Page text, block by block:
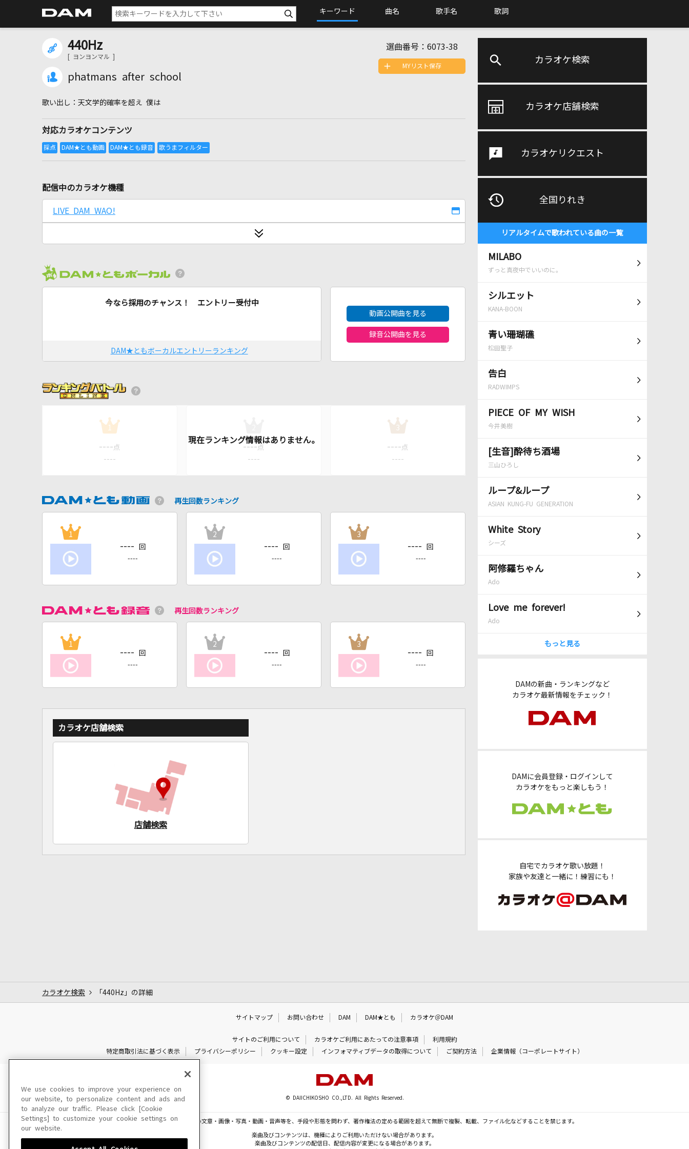
キーワード 曲名 歌手名 歌詞
カラオケ検索
カラオケ店舗検索
カラオケリクエスト
全国りれき
リアルタイムで歌われている曲の一覧
MILABO
ずっと真夜中でいいのに。
シルエット
KANA-BOON
青い珊瑚礁
松田聖子
告白
RADWIMPS
PIECE OF MY WISH
今井美樹
[生音]酔待ち酒場
三山ひろし
ループ&ループ
ASIAN KUNG-FU GENERATION
White Story
シーズ
阿修羅ちゃん
Ado
Love me forever!
Ado
もっと見る
DAMの新曲・ランキングなど
カラオケ最新情報をチェック！
DAMに会員登録・ログインして
カラオケをもっと楽しもう！
自宅でカラオケ歌い放題！
家族や友達と一緒に！練習にも！
440Hz
[ ヨンヨンマル ]
phatmans after school
選曲番号： 6073-38
天文学的確率を超え 僕は
対応カラオケコンテンツ
MYリスト保存
配信中のカラオケ機種
LIVE DAM WAO!
今なら採用のチャンス！ エントリー受付中
DAM★ともボーカルエントリーランキング
動画公開曲を見る
録音公開曲を見る
1
---- 点
----
---- 点
----
3
---- 点
----
再生回数ランキング
1
---- 回
----
2
---- 回
----
3
---- 回
----
再生回数ランキング
1
---- 回
----
2
---- 回
----
3
---- 回
----
カラオケ店舗検索
店舗検索
カラオケ検索 「440Hz」の詳細
サイトマップ お問い合わせ DAM DAM★とも カラオケ＠DAM
サイトのご利用について カラオケご利用にあたっての注意事項
利用規約
特定商取引法に基づく表示
プライバシーポリシー クッキー設定 インフォマティブデータの取得について ご契約方法 企業情報（コーポレートサイト）
© DAIICHIKOSHO CO.,LTD. All Rights Reserved.
このサイトに掲載されている一切の文章・画像・写真・動画・音声等を、手段や形態を問わず、著作権法の定める範囲を超えて無断で複製、転載、ファイル化などすることを禁じます。
楽曲及びコンテンツは、機種によりご利用いただけない場合があります。
楽曲及びコンテンツの配信日、配信内容が変更になる場合があります。
We use cookies to improve your experience on
our website, to personalize content and ads and
to analyze our traffic. Please click [Cookie
Settings] to customize your cookie settings on
our website.